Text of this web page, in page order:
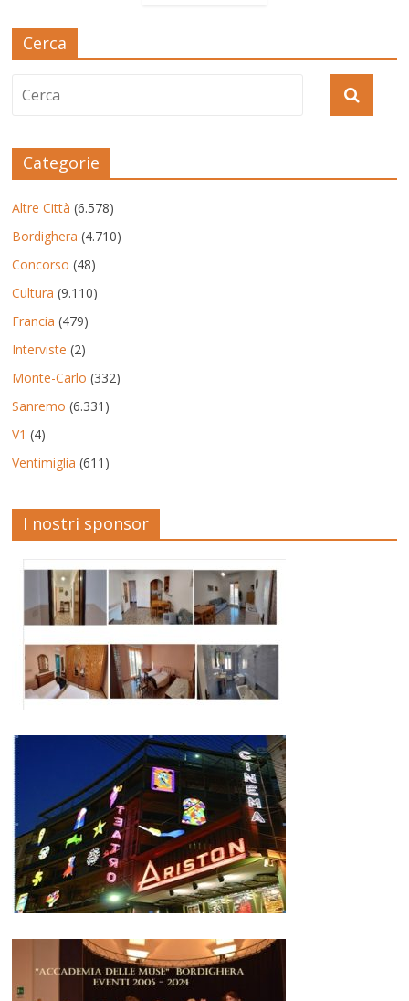
Cerca
Categorie
Altre Città (6.578)
Bordighera (4.710)
Concorso (48)
Cultura (9.110)
Francia (479)
Interviste (2)
Monte-Carlo (332)
Sanremo (6.331)
V1 (4)
Ventimiglia (611)
I nostri sponsor